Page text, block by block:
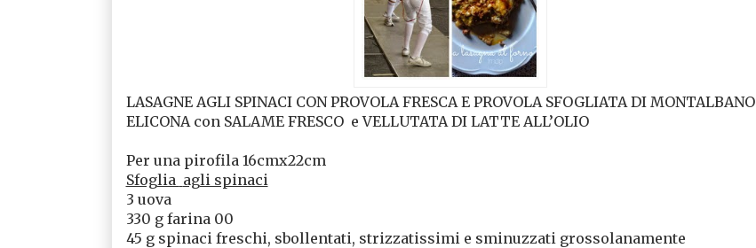
LASAGNE AGLI SPINACI CON PROVOLA FRESCA E PROVOLA SFOGLIATA DI MONTALBANO
ELICONA con SALAME FRESCO e VELLUTATA DI LATTE ALL’OLIO
Per una pirofila 16cmx22cm
Sfoglia agli spinaci
3 uova
330 g farina 00
45 g spinaci freschi, sbollentati, strizzatissimi e sminuzzati grossolanamente